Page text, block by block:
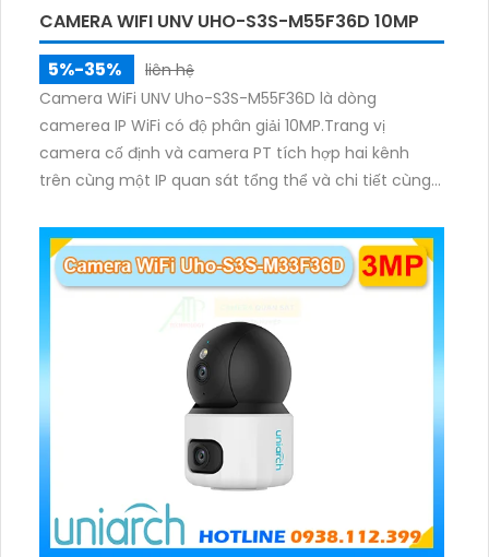
CAMERA WIFI UNV UHO-S3S-M55F36D 10MP
5%-35%
liên hệ
Camera WiFi UNV Uho-S3S-M55F36D là dòng
camerea IP WiFi có độ phân giải 10MP.Trang vị
camera cố định và camera PT tích hợp hai kênh
trên cùng một IP quan sát tổng thể và chi tiết cùng
ánh sáng. Kết hợp hồng ngoại và đèn ấm cho hình
ảnh có màu trong nhiều điều kiện khác nhau trong
phạm vi 3m.